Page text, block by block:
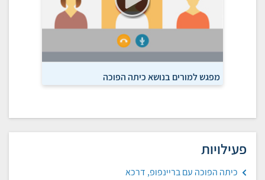
מפגש למורים בנושא כיתה הפוכה
פעילויות
כיתה הפוכה עם בריינפופ, דרכא